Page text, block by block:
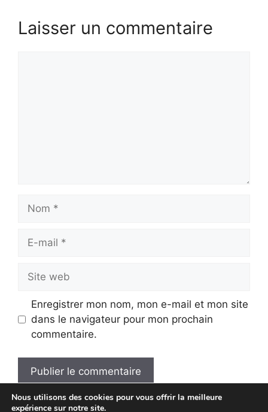
Laisser un commentaire
Nom
Site
web
Enregistrer mon nom, mon e-mail et mon site
dans le navigateur pour mon prochain
commentaire.
A
Nous utilisons des cookies pour vous offrir la meilleure
expérience sur notre site.